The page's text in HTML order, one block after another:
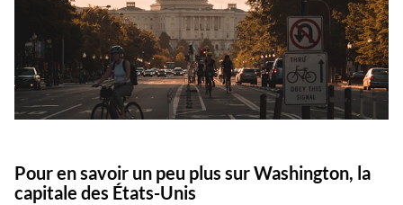
Pour en savoir un peu plus sur Washington, la
capitale des États-Unis